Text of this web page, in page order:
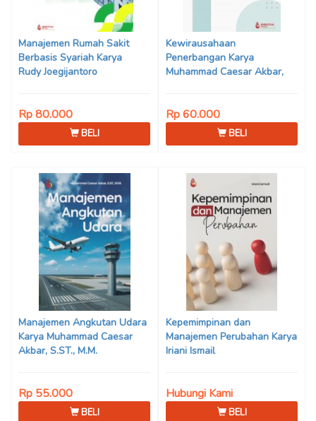
Manajemen Rumah Sakit
Berbasis Syariah Karya
Rudy Joegijantoro
Rp 80.000
BELI
Kewirausahaan
Penerbangan Karya
Muhammad Caesar Akbar,
Rp 60.000
BELI
Manajemen Angkutan Udara
Karya Muhammad Caesar
Akbar, S.ST., M.M.
Rp 55.000
BELI
Kepemimpinan dan
Manajemen Perubahan Karya
Iriani Ismail
Hubungi Kami
BELI